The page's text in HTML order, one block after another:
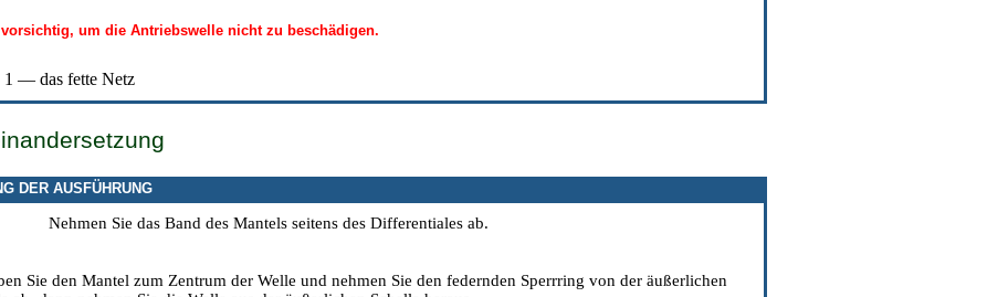
um die Antriebswelle nicht zu beschädigen.
1 — das fette Netz
DER AUSFÜHRUNG
Nehmen Sie das Band des Mantels seitens des Differentiales ab.
Sie den Mantel zum Zentrum der Welle und nehmen Sie den federnden Sperrring von der äußerlichen